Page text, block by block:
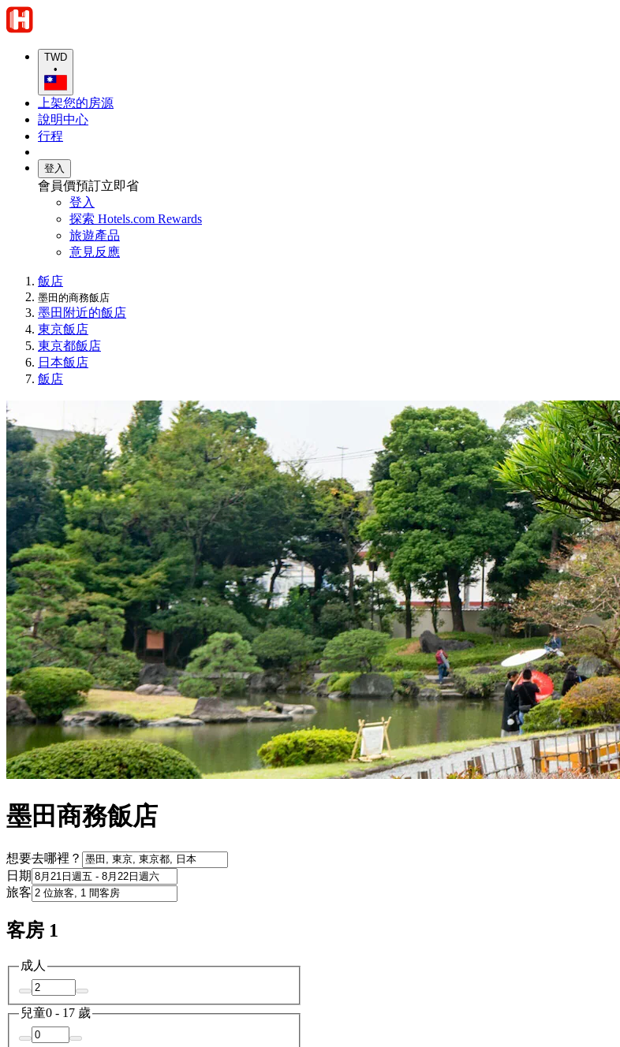
TWD
•
上架您的房源
說明中心
行程
登入
會員價預訂立即省
登入
探索 Hotels.com Rewards
旅遊產品
意見反應
飯店
墨田的商務飯店
墨田附近的飯店
東京飯店
東京都飯店
日本飯店
飯店
墨田商務飯店
想要去哪裡？
日期
旅客
客房 1
成人
兒童0 - 17 歲